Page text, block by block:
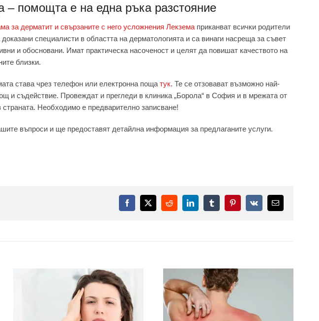
– помощта е на една ръка разстояние
за дерматит и свързаните с него усложнения Лекзема приканват всички родители
специалисти в областта на дерматологията и са винаги насреща за съвет
и обосновани. Имат практическа насоченост и целят да повишат качеството на
близки.
става чрез телефон или електронна пощатук. Те се отзовават възможно най-
и съдействие. Провеждат и прегледи в клиника „Борола“ в София и в мрежата от
страната. Необходимо е предварително записване!
въпроси и ще предоставят детайлна информация за предлаганите услуги.
Facebook
X RedditLinkedInTumblrPinterest
Vk
Електронна
поща: